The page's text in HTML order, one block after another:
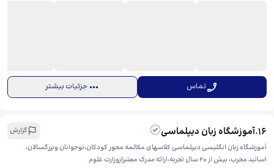
تماس جزئیات بیشتر
16
.آموزشگاه زبان دیپلماسی
گزارش
آموزشگاه زبان انگلیسی دیپلماسی کلاسهای مکالمه محور کودکان،نوجوانان وبزرگسالان،
اساتید مجرب، بیش از ۲۰ سال تجربه،ارائه مدرک معتبرازوزارت علوم